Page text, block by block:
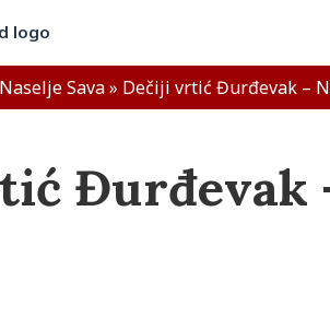
Naselje Sava» Dečiji vrtić Đurđevak –
Đurđevak